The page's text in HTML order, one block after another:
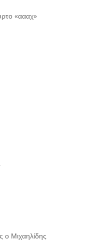
«αααχ»
ο Μιχαηλίδης